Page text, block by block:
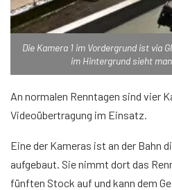
Die Kamera 1 im Vordergrund ist via
im Hintergrund sieht
An normalen Renntagen sind vier
Videoübertragung im Einsatz.
Eine der Kameras ist an der Bahn
aufgebaut. Sie nimmt dort das
fünften Stock auf und kann dem